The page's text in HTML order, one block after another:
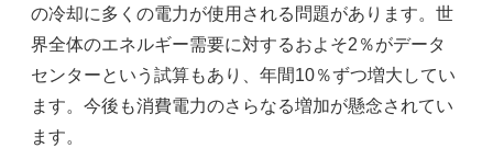
の冷却に多くの電力が使用される問題があります。世
界全体のエネルギー需要に対するおよそ2 ％がデータ
センターという試算もあり、年間10％ずつ増大してい
ます。今後も消費電力のさらなる増加が懸念されてい
ます。